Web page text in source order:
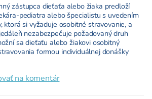
zástupca dieťaťa alebo žiaka predloží
pediatra alebo špecialistu s uvedením
ktorá si vyžaduje osobitné stravovanie, a
nezabezpečuje požadovaný druh
sa dieťaťu alebo žiakovi osobitný
formou individuálnej donášky
na komentár